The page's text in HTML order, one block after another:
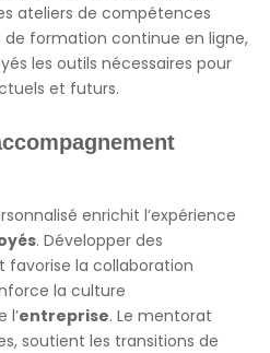
ateliers de compétences
de formation continue en ligne,
les outils nécessaires pour
et futurs.
enrichit l’expérience
. Développer des
la collaboration
la culture
l’entreprise. Le mentorat
soutient les transitions de